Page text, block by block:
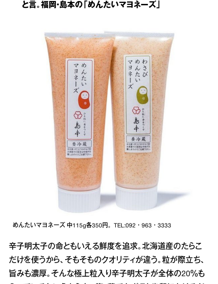
と言。福岡・島本の「めんたいマヨネーズ」
めんたいマヨネーズ 中115g各350円。TEL:092・963・3333
辛子明太子の命ともいえる鮮度を追求。北海道産のたらこ
だけを使うから、そもそものクオリティが違う。粒が際立ち、
旨みも濃厚。そんな極上粒入り辛子明太子が全体の20％も